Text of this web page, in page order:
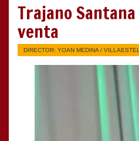
Trajano
venta
DIRECTOR: YOAN MEDINA /